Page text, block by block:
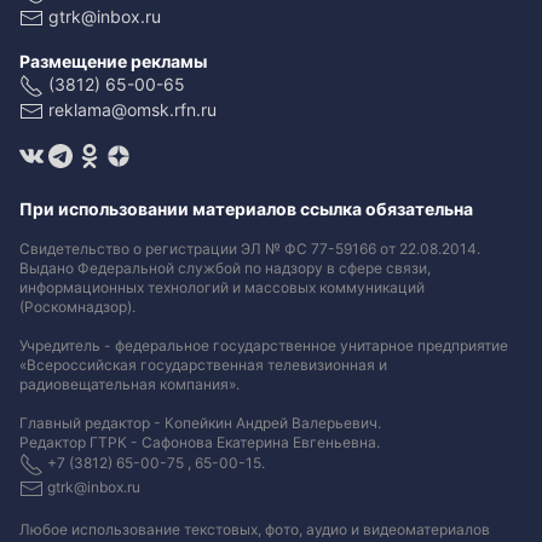
gtrk@inbox.ru
Размещение рекламы
(3812) 65-00-65
reklama@omsk.rfn.ru
При использовании материалов ссылка обязательна
Свидетельство о регистрации ЭЛ № ФС 77-59166 от 22.08.2014.
Выдано Федеральной службой по надзору в сфере связи,
информационных технологий и массовых коммуникаций
(Роскомнадзор).
Учредитель - федеральное государственное унитарное предприятие
«Всероссийская государственная телевизионная и
радиовещательная компания».
Главный редактор - Копейкин Андрей Валерьевич.
Редактор ГТРК - Сафонова Екатерина Евгеньевна.
+7 (3812) 65-00-75 , 65-00-15.
gtrk@inbox.ru
Любое использование текстовых, фото, аудио и видеоматериалов